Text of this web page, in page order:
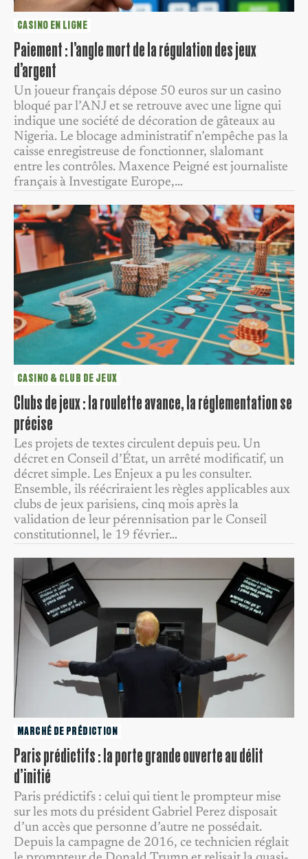
CASINO EN LIGNE
Paiement : l’angle mort de la régulation des jeux
d’argent
Un joueur français dépose 50 euros sur un casino
bloqué par l’ANJ et se retrouve avec une ligne qui
indique une société de décoration de gâteaux au
Nigeria. Le blocage administratif n’empêche pas la
caisse enregistreuse de fonctionner, slalomant
entre les contrôles. Maxence Peigné est journaliste
français à Investigate Europe,…
CASINO & CLUB DE JEUX
Clubs de jeux : la roulette avance, la réglementation se
précise
Les projets de textes circulent depuis peu. Un
décret en Conseil d’État, un arrêté modificatif, un
décret simple. Les Enjeux a pu les consulter.
Ensemble, ils réécriraient les règles applicables aux
clubs de jeux parisiens, cinq mois après la
validation de leur pérennisation par le Conseil
constitutionnel, le 19 février…
MARCHÉ DE PRÉDICTION
Paris prédictifs : la porte grande ouverte au délit
d’initié
Paris prédictifs : celui qui tient le prompteur mise
sur les mots du président Gabriel Perez disposait
d’un accès que personne d’autre ne possédait.
Depuis la campagne de 2016, ce technicien réglait